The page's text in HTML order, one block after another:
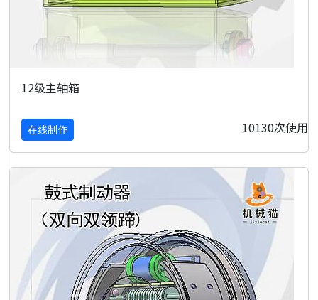
12级主轴箱
在线制作 10130次使用